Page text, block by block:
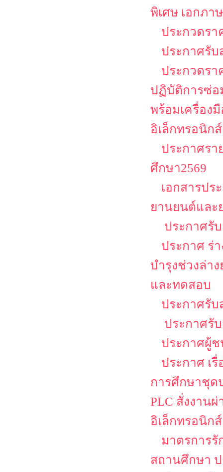
พิเศษ เอกภา
ประกวดร
ประกาศรั
ประกวดร
ปฏิบัติการซ่อ
พร้อมเครื่อง
อิเล็กทรอนิก
ประกาศร
ศึกษา2569
เอกสารป
ยานยนต์และ
ประกาศรั
ประกาศ ร่
บำรุงช่วงล่า
และทดสอบ
ประกาศรั
ประกาศรั
ประกาศผู้ช
ประกาศ เ
การศึกษาชุด
PLC สั่งงาน
อิเล็กทรอนิก
มาตรการ
สถานศึกษา ป